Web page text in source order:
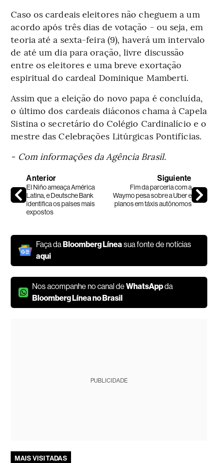
Caso os cardeais eleitores não cheguem a um
acordo após três dias de votação - ou seja, em
teoria até a sexta-feira (9), haverá um intervalo
de até um dia para oração, livre discussão
entre os eleitores e uma breve exortação
espiritual do cardeal Dominique Mamberti.
Assim que a eleição do novo papa é concluída,
o último dos cardeais diáconos chama à Capela
Sistina o secretário do Colégio Cardinalício e o
mestre das Celebrações Litúrgicas Pontifícias.
- Com informações da Agência Brasil.
Anterior
El Niño ameaça América
Latina, e Deutsche Bank
identifica os países mais
expostos
Siguiente
Fim da parceria com a
Waymo pesa sobre a Uber e
planos em táxis autônomos
Faça daBloomberg Línea sua fonte de notícias
aqui
Nos acompanhe no canal deWhatsAppda
Bloomberg Línea no Brasil
PUBLICIDADE
MAIS VISITADAS